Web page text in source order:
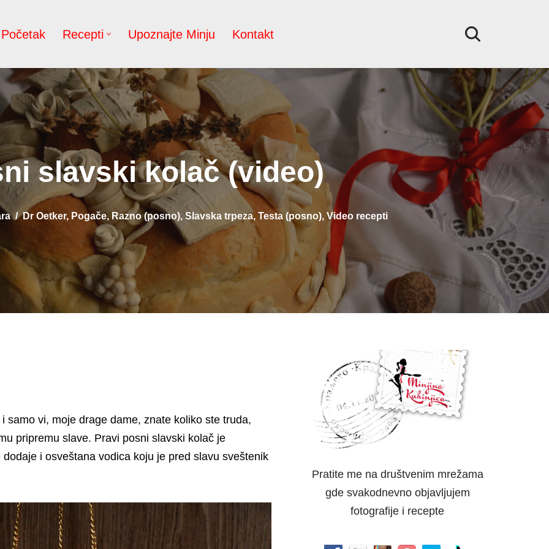
Početak Recepti Upoznajte Minju Kontakt
slavski kolač (video)
Dr Oetker, Pogače, Razno (posno),Slavska trpeza, Testa (posno), Video recepti
samo vi, moje drage dame, znate koliko ste truda,
pripremu slave. Pravi posni slavski kolač je
i osveštana vodica koju je pred slavu sveštenik
Pratite me na društvenim mrežama
gde svakodnevno objavljujem
fotografije i recepte